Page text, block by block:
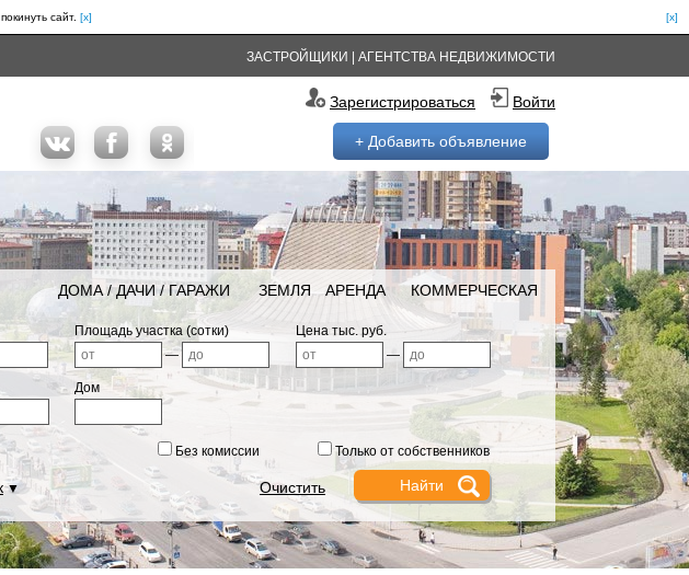
сайт. [x]
[x]
ЗАСТРОЙЩИКИ АГЕНТСТВА НЕДВИЖИМОСТИ
Зарегистрироваться Войти
+ Добавить объявление
ДОМА / ДАЧИ / ГАРАЖИ ЗЕМЛЯ АРЕНДА КОММЕРЧЕСКАЯ
Площадь участка (сотки)
—
Цена тыс. руб.
—
Дом
Без комиссии Только от собственников
▼ Очистить